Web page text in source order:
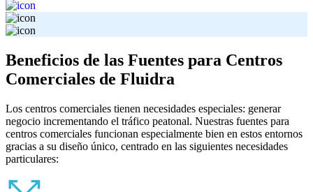
Beneficios de las Fuentes para Centros
Comerciales de Fluidra
Los centros comerciales tienen necesidades especiales: generar
negocio incrementando el tráfico peatonal. Nuestras fuentes para
centros comerciales funcionan especialmente bien en estos entornos
gracias a su diseño único, centrado en las siguientes necesidades
particulares: